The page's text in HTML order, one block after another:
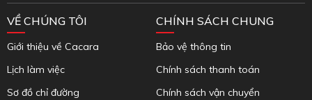
VỀ CHÚNG TÔI
Giới thiệu về Cacara
Lịch làm việc
Sơ đồ chỉ đường
CHÍNH SÁCH CHUNG
Bảo vệ thông tin
Chính sách thanh toán
Chính sách vận chuyển